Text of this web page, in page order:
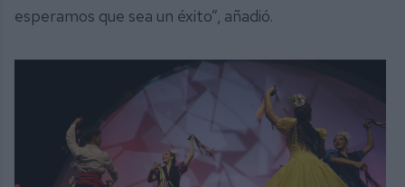
esperamos que sea un éxito”, añadió.